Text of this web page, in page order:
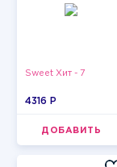
Sweet Хит - 7
4316 P
ДОБАВИТЬ